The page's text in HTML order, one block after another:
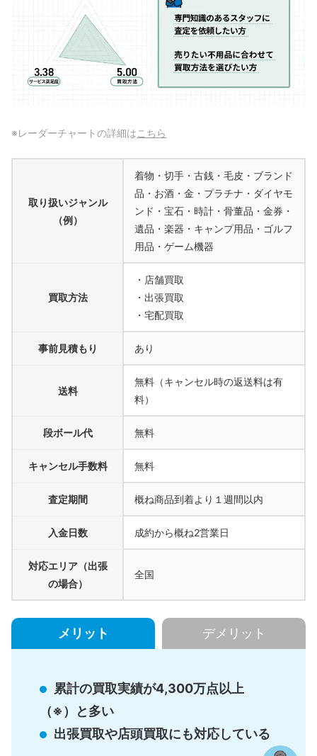
※レーダーチャートの詳細は こちら
取り扱いジャンル
（例）
着物・切手・古銭・毛皮・ブランド
品・お酒・金・プラチナ・ダイヤモ
ンド・宝石・時計・骨董品・金券・
遺品・楽器・キャンプ用品・ゴルフ
用品・ゲーム機器
買取方法
・店舗買取
・出張買取
・宅配買取
事前見積もり あり
送料
無料（キャンセル時の返送料は有
料）
段ボール代 無料
キャンセル手数料 無料
査定期間 概ね商品到着より１週間以内
入金日数 成約から概ね2営業日
対応エリア（出張
の場合）
全国
メリット デメリット
累計の買取実績が4,300万点以上
（※）と多い
出張買取や店頭買取にも対応している